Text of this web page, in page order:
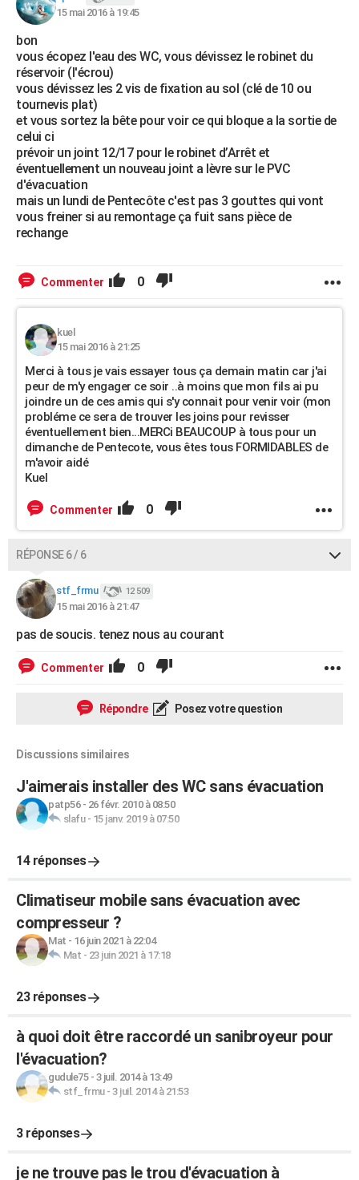
15 mai 2016 à 19:45
bon
vous écopez l'eau des WC, vous dévissez le robinet du
réservoir (l'écrou)
vous dévissez les 2 vis de fixation au sol (clé de 10 ou
tournevis plat)
et vous sortez la bête pour voir ce qui bloque a la sortie de
celui ci
prévoir un joint 12/17 pour le robinet d’Arrêt et
éventuellement un nouveau joint a lèvre sur le PVC
d'évacuation
mais un lundi de Pentecôte c'est pas 3 gouttes qui vont
vous freiner si au remontage ça fuit sans pièce de
rechange
Commenter 0
kuel
15 mai 2016 à 21:25
Merci à tous je vais essayer tous ça demain matin car j'ai
peur de m'y engager ce soir ..à moins que mon fils ai pu
joindre un de ces amis qui s'y connait pour venir voir (mon
probléme ce sera de trouver les joins pour revisser
éventuellement bien...MERCi BEAUCOUP à tous pour un
dimanche de Pentecote, vous êtes tous FORMIDABLES de
m'avoir aidé
Kuel
Commenter 0
RÉPONSE 6 / 6
stf_frmu 12 509
15 mai 2016 à 21:47
pas de soucis. tenez nous au courant
Commenter 0
Répondre Posez votre question
Discussions similaires
J'aimerais installer des WC sans évacuation
patp56- 26 févr. 2010 à 08:50
slafu- 15 janv. 2019 à 07:50
14 réponses
Climatiseur mobile sans évacuation avec
compresseur ?
Mat - 16 juin 2021 à 22:04
Mat - 23 juin 2021 à 17:18
23 réponses
à quoi doit être raccordé un sanibroyeur pour
l'évacuation?
gudule75- 3 juil. 2014 à 13:49
stf_frmu- 3 juil. 2014 à 21:53
3 réponses
je ne trouve pas le trou d'évacuation à